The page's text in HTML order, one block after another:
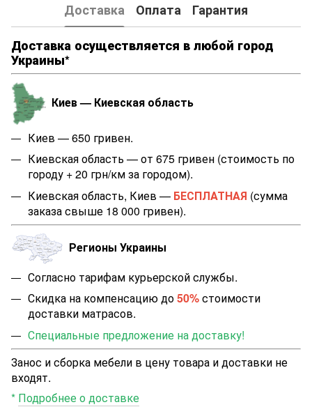
Доставка Оплата
Гарантия
Доставка осуществляется в любой город
Украины*
Киев — Киевская область
Киев — 650 гривен.
Киевская область — от 675 гривен (стоимость по
городу + 20 грн/км за городом).
Киевская область, Киев — БЕСПЛАТНАЯ (сумма
заказа свыше 18 000 гривен).
Регионы Украины
Согласно тарифам курьерской службы.
Скидка на компенсацию до50%стоимости
доставки матрасов.
Специальные предложение на доставку!
Занос и сборка мебели в цену товара и доставки не
входят.
* Подробнее о доставке